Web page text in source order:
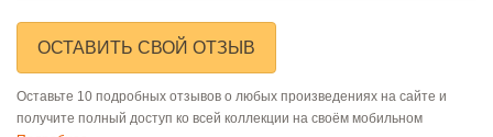
ОСТАВИТЬ СВОЙ ОТЗЫВ
Оставьте 10 подробных отзывов о любых произведениях на сайте и
получите полный доступ ко всей коллекции на своём мобильном